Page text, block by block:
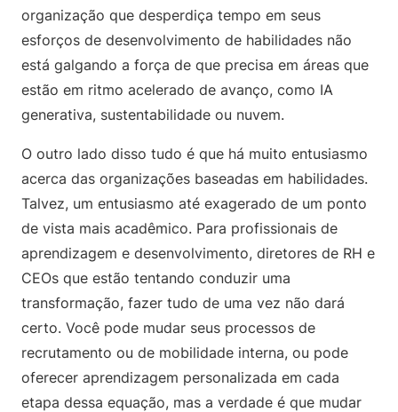
organização que desperdiça tempo em seus
esforços de desenvolvimento de habilidades não
está galgando a força de que precisa em áreas que
estão em ritmo acelerado de avanço, como IA
generativa, sustentabilidade ou nuvem.
O outro lado disso tudo é que há muito entusiasmo
acerca das organizações baseadas em habilidades.
Talvez, um entusiasmo até exagerado de um ponto
de vista mais acadêmico. Para profissionais de
aprendizagem e desenvolvimento, diretores de RH e
CEOs que estão tentando conduzir uma
transformação, fazer tudo de uma vez não dará
certo. Você pode mudar seus processos de
recrutamento ou de mobilidade interna, ou pode
oferecer aprendizagem personalizada em cada
etapa dessa equação, mas a verdade é que mudar